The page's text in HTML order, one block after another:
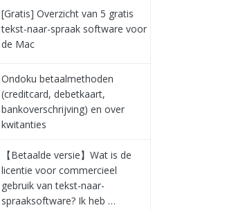
[Gratis] Overzicht van 5 gratis
tekst-naar-spraak software voor
de Mac
Ondoku betaalmethoden
(creditcard, debetkaart,
bankoverschrijving) en over
kwitanties
【Betaalde versie】Wat is de
licentie voor commercieel
gebruik van tekst-naar-
spraaksoftware? Ik heb …